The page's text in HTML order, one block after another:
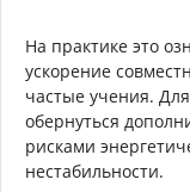
На практике это
ускорение
частые учения.
обернуться
рисками
нестабильности.